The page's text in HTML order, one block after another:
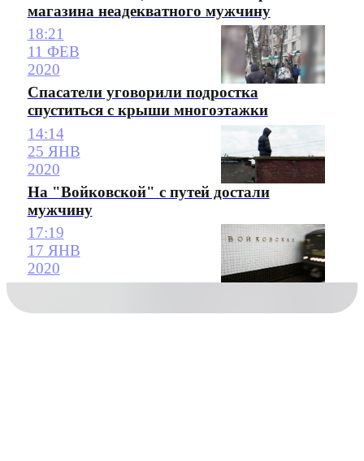
магазина неадекватного мужчину
18:21
11 ФЕВ
2020
Спасатели уговорили подростка
спуститься с крыши многоэтажки
14:14
25 ЯНВ
2020
На "Войковской" с путей достали
мужчину
17:19
17 ЯНВ
2020